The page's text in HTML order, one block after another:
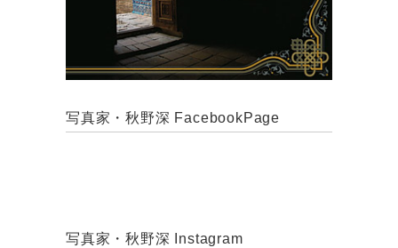
写真家・秋野深 FacebookPage
写真家・秋野深 Instagram